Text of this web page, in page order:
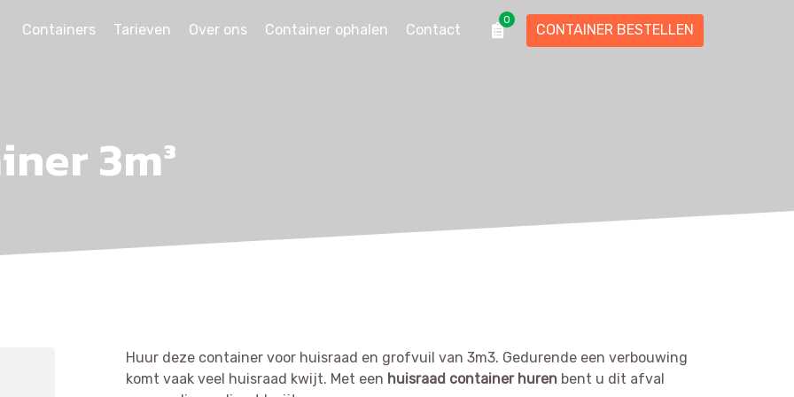
Containers Tarieven Over ons Container ophalen Contact
0
CONTAINER BESTELLEN
3m³
Huur deze container voor huisraad en grofvuil van 3m3. Gedurende een verbouwing
komt vaak veel huisraad kwijt. Met een huisraad container hurenbent u dit afval